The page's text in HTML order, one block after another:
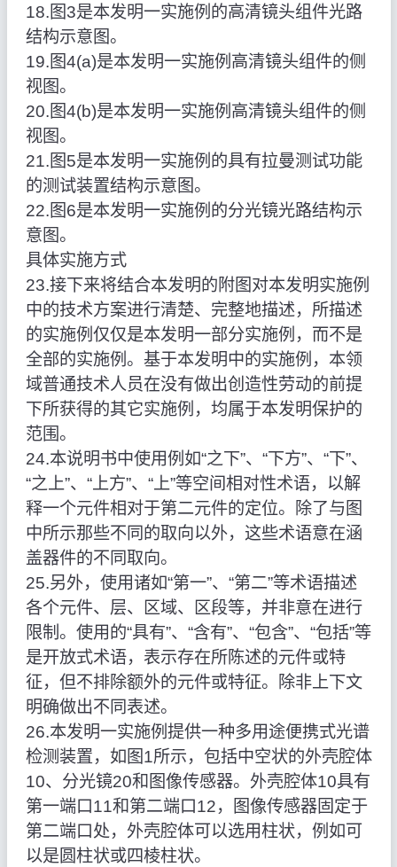
18.图3是本发明一实施例的高清镜头组件光路
结构示意图。
19.图4(a)是本发明一实施例高清镜头组件的侧
视图。
20.图4(b)是本发明一实施例高清镜头组件的侧
视图。
21.图5是本发明一实施例的具有拉曼测试功能
的测试装置结构示意图。
22.图6是本发明一实施例的分光镜光路结构示
意图。
具体实施方式
23.接下来将结合本发明的附图对本发明实施例
中的技术方案进行清楚、完整地描述，所描述
的实施例仅仅是本发明一部分实施例，而不是
全部的实施例。基于本发明中的实施例，本领
域普通技术人员在没有做出创造性劳动的前提
下所获得的其它实施例，均属于本发明保护的
范围。
24.本说明书中使用例如“之下”、“下方”、“下”、
“之上”、“上方”、“上”等空间相对性术语，以解
释一个元件相对于第二元件的定位。除了与图
中所示那些不同的取向以外，这些术语意在涵
盖器件的不同取向。
25.另外，使用诸如“第一”、“第二”等术语描述
各个元件、层、区域、区段等，并非意在进行
限制。使用的“具有”、“含有”、“包含”、“包括”等
是开放式术语，表示存在所陈述的元件或特
征，但不排除额外的元件或特征。除非上下文
明确做出不同表述。
26.本发明一实施例提供一种多用途便携式光谱
检测装置，如图1所示，包括中空状的外壳腔体
10、分光镜20和图像传感器。外壳腔体10具有
第一端口11和第二端口12，图像传感器固定于
第二端口处，外壳腔体可以选用柱状，例如可
以是圆柱状或四棱柱状。